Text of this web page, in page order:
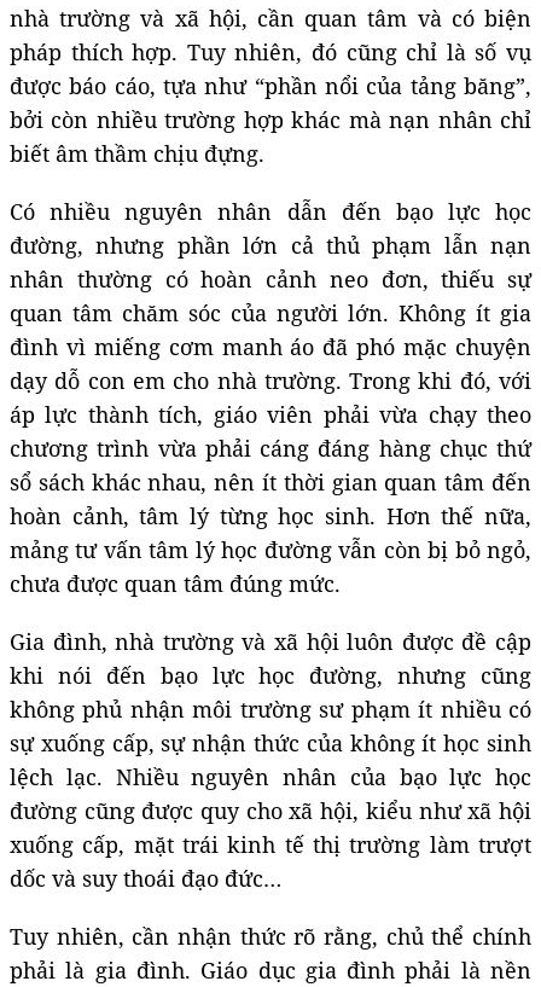
nhà trường và xã hội, cần quan tâm và có biện
pháp thích hợp. Tuy nhiên, đó cũng chỉ là số vụ
được báo cáo, tựa như “phần nổi của tảng băng”,
bởi còn nhiều trường hợp khác mà nạn nhân chỉ
biết âm thầm chịu đựng.
Có nhiều nguyên nhân dẫn đến bạo lực học
đường, nhưng phần lớn cả thủ phạm lẫn nạn
nhân thường có hoàn cảnh neo đơn, thiếu sự
quan tâm chăm sóc của người lớn. Không ít gia
đình vì miếng cơm manh áo đã phó mặc chuyện
dạy dỗ con em cho nhà trường. Trong khi đó, với
áp lực thành tích, giáo viên phải vừa chạy theo
chương trình vừa phải cáng đáng hàng chục thứ
sổ sách khác nhau, nên ít thời gian quan tâm đến
hoàn cảnh, tâm lý từng học sinh. Hơn thế nữa,
mảng tư vấn tâm lý học đường vẫn còn bị bỏ ngỏ,
chưa được quan tâm đúng mức.
Gia đình, nhà trường và xã hội luôn được đề cập
khi nói đến bạo lực học đường, nhưng cũng
không phủ nhận môi trường sư phạm ít nhiều có
sự xuống cấp, sự nhận thức của không ít học sinh
lệch lạc. Nhiều nguyên nhân của bạo lực học
đường cũng được quy cho xã hội, kiểu như xã hội
xuống cấp, mặt trái kinh tế thị trường làm trượt
dốc và suy thoái đạo đức…
Tuy nhiên, cần nhận thức rõ rằng, chủ thể chính
phải là gia đình. Giáo dục gia đình phải là nền